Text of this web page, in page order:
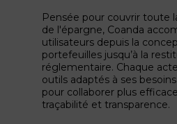
Pensée pour couvrir toute
de l'épargne, Coanda
utilisateurs depuis la
portefeuilles jusqu’à la
réglementaire. Chaque
outils adaptés à ses
pour collaborer plus
traçabilité et transparence.